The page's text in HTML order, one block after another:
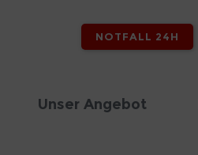
NOTFALL 24H
Unser Angebot